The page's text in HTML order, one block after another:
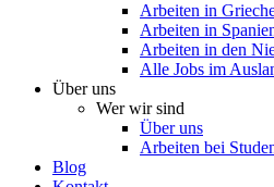
Arbeiten in
Arbeiten in
Arbeiten in den
Alle Jobs im
Über uns
Wer wir sind
Über uns
Arbeiten bei
Blog